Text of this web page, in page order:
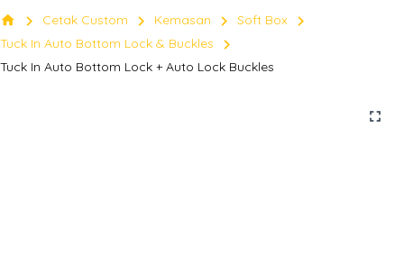
home chevron_right Cetak Custom chevron_right Kemasan chevron_right Soft Box chevron_right
Tuck In Auto Bottom Lock & Buckles chevron_right
Tuck In Auto Bottom Lock + Auto Lock Buckles
fullscreen